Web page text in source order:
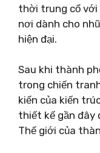
thời trung cổ với
nơi dành cho
hiện đại.
Sau khi thành
trong chiến
kiến ​​của kiến
thiết kế gần đây
Thế giới của